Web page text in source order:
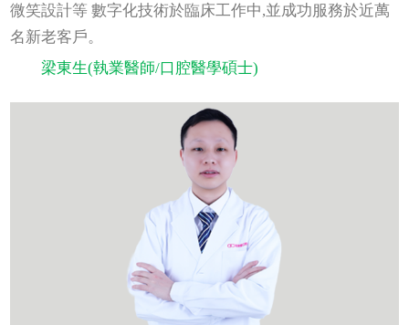
微笑設計等 數字化技術於臨床工作中,並成功服務於近萬
名新老客戶。
梁東生(執業醫師/口腔醫學碩士)